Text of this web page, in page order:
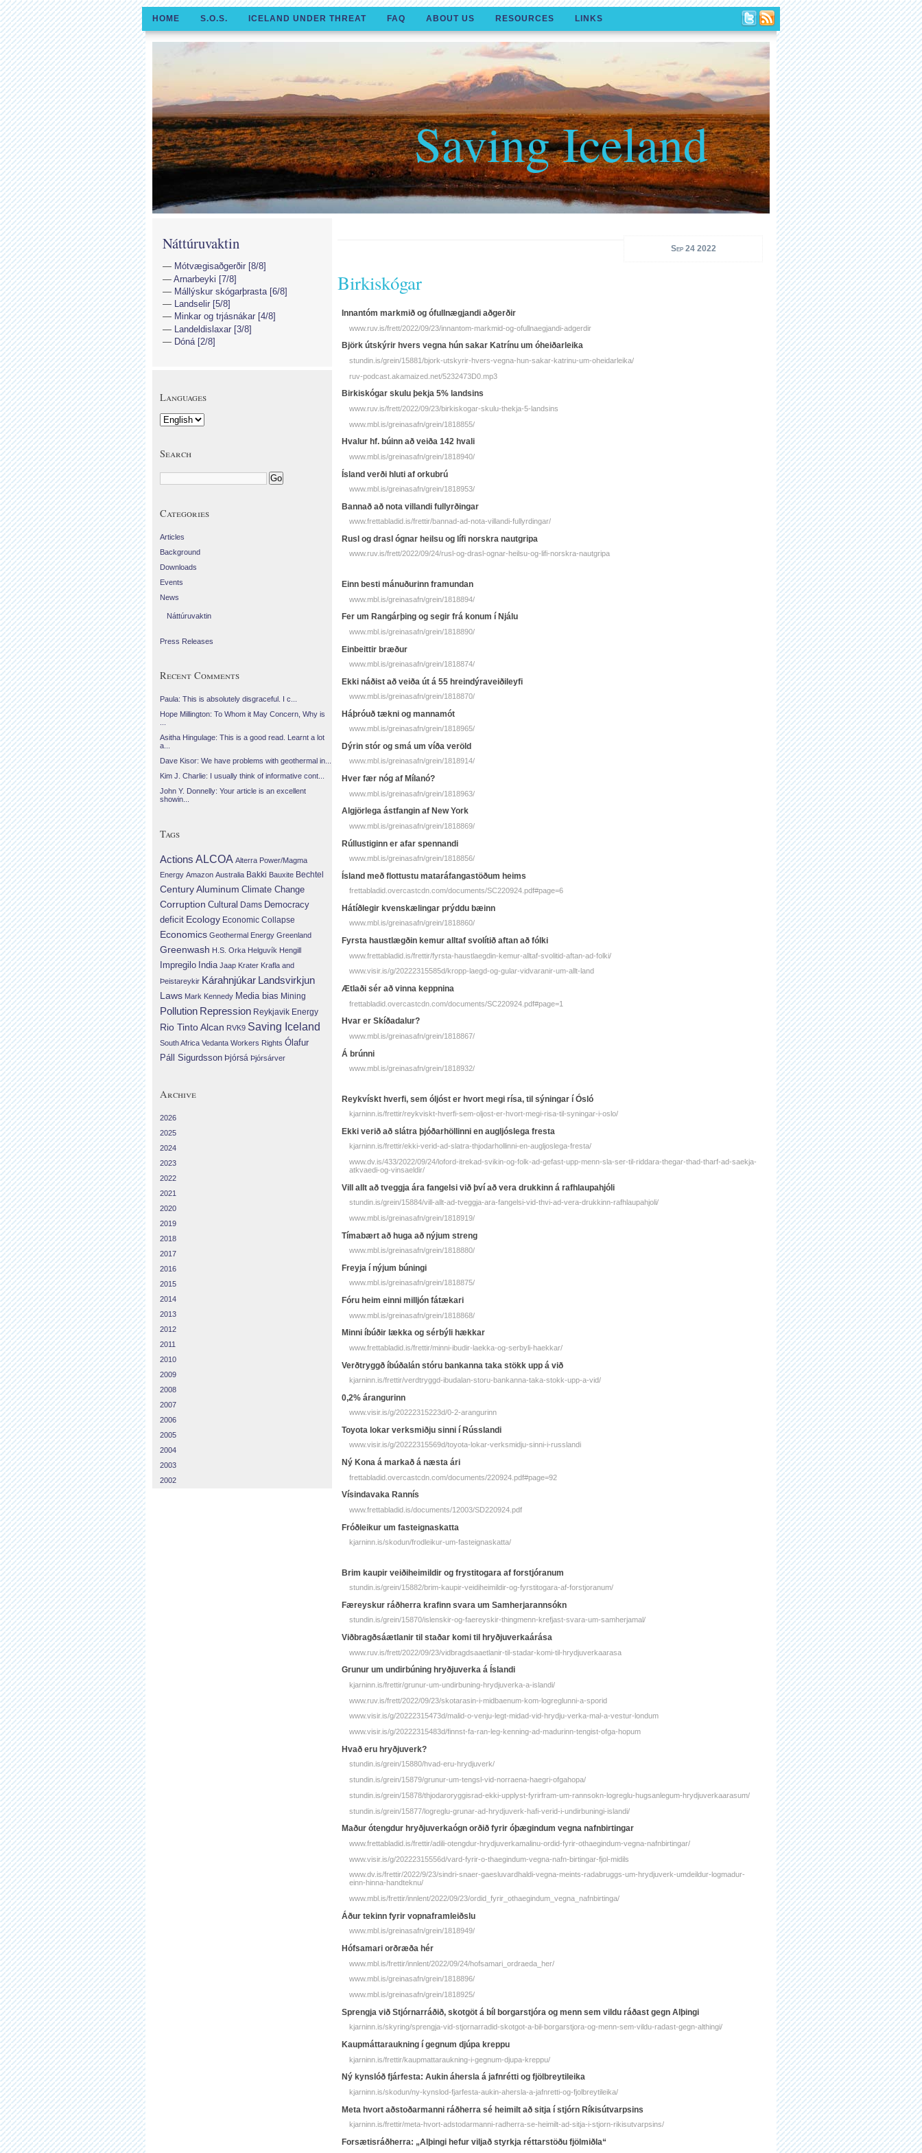
HOME S.O.S. ICELAND UNDER THREAT FAQ ABOUT US RESOURCES LINKS
Saving Iceland
Sep 24 2022
Birkiskógar
Innantóm markmið og ófullnægjandi aðgerðir
www.ruv.is/frett/2022/09/23/innantom-markmid-og-ofullnaegjandi-adgerdir
Björk útskýrir hvers vegna hún sakar Katrínu um óheiðarleika
stundin.is/grein/15881/bjork-utskyrir-hvers-vegna-hun-sakar-katrinu-um-oheidarleika/
ruv-podcast.akamaized.net/5232473D0.mp3
Birkiskógar skulu þekja 5% landsins
www.ruv.is/frett/2022/09/23/birkiskogar-skulu-thekja-5-landsins
www.mbl.is/greinasafn/grein/1818855/
Hvalur hf. búinn að veiða 142 hvali
www.mbl.is/greinasafn/grein/1818940/
Ísland verði hluti af orkubrú
www.mbl.is/greinasafn/grein/1818953/
Bannað að nota villandi full­yrðingar
www.frettabladid.is/frettir/bannad-ad-nota-villandi-fullyrdingar/
Rusl og drasl ógnar heilsu og lífi norskra nautgripa
www.ruv.is/frett/2022/09/24/rusl-og-drasl-ognar-heilsu-og-lifi-norskra-nautgripa
Einn besti mánuðurinn framundan
www.mbl.is/greinasafn/grein/1818894/
Fer um Rangárþing og segir frá konum í Njálu
www.mbl.is/greinasafn/grein/1818890/
Einbeittir bræður
www.mbl.is/greinasafn/grein/1818874/
Ekki náðist að veiða út á 55 hreindýraveiðileyfi
www.mbl.is/greinasafn/grein/1818870/
Háþróuð tækni og mannamót
www.mbl.is/greinasafn/grein/1818965/
Dýrin stór og smá um víða veröld
www.mbl.is/greinasafn/grein/1818914/
Hver fær nóg af Mílanó?
www.mbl.is/greinasafn/grein/1818963/
Algjörlega ástfangin af New York
www.mbl.is/greinasafn/grein/1818869/
Rúllustiginn er afar spennandi
www.mbl.is/greinasafn/grein/1818856/
Ísland með flottustu mataráfangastöðum heims
frettabladid.overcastcdn.com/documents/SC220924.pdf#page=6
Hátíðlegir kvenskælingar prýddu bæinn
www.mbl.is/greinasafn/grein/1818860/
Fyrsta haustlægðin kemur alltaf svolítið aftan að fólki
www.frettabladid.is/frettir/fyrsta-haustlaegdin-kemur-alltaf-svolitid-aftan-ad-folki/
www.visir.is/g/20222315585d/kropp-laegd-og-gular-vidvaranir-um-allt-land
Ætlaði sér að vinna keppnina
frettabladid.overcastcdn.com/documents/SC220924.pdf#page=1
Hvar er Skíðadalur?
www.mbl.is/greinasafn/grein/1818867/
Á brúnni
www.mbl.is/greinasafn/grein/1818932/
Reykvískt hverfi, sem óljóst er hvort megi rísa, til sýningar í Ósló
kjarninn.is/frettir/reykviskt-hverfi-sem-oljost-er-hvort-megi-risa-til-syningar-i-oslo/
Ekki verið að slátra þjóðarhöllinni en augljóslega fresta
kjarninn.is/frettir/ekki-verid-ad-slatra-thjodarhollinni-en-augljoslega-fresta/
www.dv.is/433/2022/09/24/loford-itrekad-svikin-og-folk-ad-gefast-upp-menn-sla-ser-til-riddara-thegar-thad-tharf-ad-saekja-
atkvaedi-og-vinsaeldir/
Vill allt að tveggja ára fangelsi við því að vera drukkinn á rafhlaupahjóli
stundin.is/grein/15884/vill-allt-ad-tveggja-ara-fangelsi-vid-thvi-ad-vera-drukkinn-rafhlaupahjoli/
www.mbl.is/greinasafn/grein/1818919/
Tímabært að huga að nýjum streng
www.mbl.is/greinasafn/grein/1818880/
Freyja í nýjum búningi
www.mbl.is/greinasafn/grein/1818875/
Fóru heim einni milljón fátækari
www.mbl.is/greinasafn/grein/1818868/
Minni íbúðir lækka og sérbýli hækkar
www.frettabladid.is/frettir/minni-ibudir-laekka-og-serbyli-haekkar/
Verðtryggð íbúðalán stóru bankanna taka stökk upp á við
kjarninn.is/frettir/verdtryggd-ibudalan-storu-bankanna-taka-stokk-upp-a-vid/
0,2% árangurinn
www.visir.is/g/20222315223d/0-2-arangurinn
Toyota lokar verksmiðju sinni í Rússlandi
www.visir.is/g/20222315569d/toyota-lokar-verksmidju-sinni-i-russlandi
Ný Kona á markað á næsta ári
frettabladid.overcastcdn.com/documents/220924.pdf#page=92
Vísindavaka Rannís
www.frettabladid.is/documents/12003/SD220924.pdf
Fróðleikur um fasteignaskatta
kjarninn.is/skodun/frodleikur-um-fasteignaskatta/
Brim kaupir veiðiheimildir og frystitogara af forstjóranum
stundin.is/grein/15882/brim-kaupir-veidiheimildir-og-fyrstitogara-af-forstjoranum/
Færeyskur ráðherra krafinn svara um Samherjarannsókn
stundin.is/grein/15870/islenskir-og-faereyskir-thingmenn-krefjast-svara-um-samherjamal/
Viðbragðsáætlanir til staðar komi til hryðjuverkaárása
www.ruv.is/frett/2022/09/23/vidbragdsaaetlanir-til-stadar-komi-til-hrydjuverkaarasa
Grunur um undirbúning hryðjuverka á Íslandi
kjarninn.is/frettir/grunur-um-undirbuning-hrydjuverka-a-islandi/
www.ruv.is/frett/2022/09/23/skotarasin-i-midbaenum-kom-logreglunni-a-sporid
www.visir.is/g/20222315473d/malid-o-venju-legt-midad-vid-hrydju-verka-mal-a-vestur-londum
www.visir.is/g/20222315483d/finnst-fa-ran-leg-kenning-ad-madurinn-tengist-ofga-hopum
Hvað eru hryðjuverk?
stundin.is/grein/15880/hvad-eru-hrydjuverk/
stundin.is/grein/15879/grunur-um-tengsl-vid-norraena-haegri-ofgahopa/
stundin.is/grein/15878/thjodaroryggisrad-ekki-upplyst-fyrirfram-um-rannsokn-logreglu-hugsanlegum-hrydjuverkaarasum/
stundin.is/grein/15877/logreglu-grunar-ad-hrydjuverk-hafi-verid-i-undirbuningi-islandi/
Maður ótengdur hryðjuverkaógn orðið fyrir óþægindum vegna nafnbirtingar
www.frettabladid.is/frettir/adili-otengdur-hrydjuverkamalinu-ordid-fyrir-othaegindum-vegna-nafnbirtingar/
www.visir.is/g/20222315556d/vard-fyrir-o-thaegindum-vegna-nafn-birtingar-fjol-midils
www.dv.is/frettir/2022/9/23/sindri-snaer-gaesluvardhaldi-vegna-meints-radabruggs-um-hrydjuverk-umdeildur-logmadur-
einn-hinna-handteknu/
www.mbl.is/frettir/innlent/2022/09/23/ordid_fyrir_othaegindum_vegna_nafnbirtinga/
Áður tekinn fyrir vopnaframleiðslu
www.mbl.is/greinasafn/grein/1818949/
Hófsamari orðræða hér
www.mbl.is/frettir/innlent/2022/09/24/hofsamari_ordraeda_her/
www.mbl.is/greinasafn/grein/1818896/
www.mbl.is/greinasafn/grein/1818925/
Sprengja við Stjórnarráðið, skotgöt á bíl borgarstjóra og menn sem vildu ráðast gegn Alþingi
kjarninn.is/skyring/sprengja-vid-stjornarradid-skotgot-a-bil-borgarstjora-og-menn-sem-vildu-radast-gegn-althingi/
Kaupmáttaraukning í gegnum djúpa kreppu
kjarninn.is/frettir/kaupmattaraukning-i-gegnum-djupa-kreppu/
Ný kynslóð fjárfesta: Aukin áhersla á jafnrétti og fjölbreytileika
kjarninn.is/skodun/ny-kynslod-fjarfesta-aukin-ahersla-a-jafnretti-og-fjolbreytileika/
Meta hvort aðstoðarmanni ráðherra sé heimilt að sitja í stjórn Ríkisútvarpsins
kjarninn.is/frettir/meta-hvort-adstodarmanni-radherra-se-heimilt-ad-sitja-i-stjorn-rikisutvarpsins/
Forsætisráðherra: „Alþingi hefur viljað styrkja réttarstöðu fjölmiðla“
Náttúruvaktin
Mótvægisaðgerðir [8/8]
Arnarbeyki [7/8]
Mállýskur skógarþrasta [6/8]
Landselir [5/8]
Minkar og trjásnákar [4/8]
Landeldislaxar [3/8]
Dóná [2/8]
Languages
Search
Categories
Articles
Background
Downloads
Events
News
Náttúruvaktin
Press Releases
Recent Comments
Paula: This is absolutely disgraceful. I c...
Hope Millington: To Whom it May Concern, Why is
Asitha Hingulage: This is a good read. Learnt a lot
a...
Dave Kisor: We have problems with geothermal in...
Kim J. Charlie: I usually think of informative cont...
John Y. Donnelly: Your article is an excellent
showin...
Tags
Actions ALCOA Alterra Power/Magma
Energy Amazon Australia Bakki Bauxite Bechtel
Century Aluminum Climate Change
Corruption Cultural Dams Democracy
deficit Ecology Economic Collapse
Economics Geothermal Energy Greenland
Greenwash H.S. Orka Helguvík Hengill
Impregilo India Jaap Krater Krafla and
Þeistareykir Kárahnjúkar Landsvirkjun
Laws Mark Kennedy Media bias Mining
Pollution Repression Reykjavik Energy
Rio Tinto Alcan RVK9 Saving Iceland
South Africa Vedanta Workers Rights Ólafur
Páll Sigurdsson Þjórsá Þjórsárver
Archive
2026
2025
2024
2023
2022
2021
2020
2019
2018
2017
2016
2015
2014
2013
2012
2011
2010
2009
2008
2007
2006
2005
2004
2003
2002